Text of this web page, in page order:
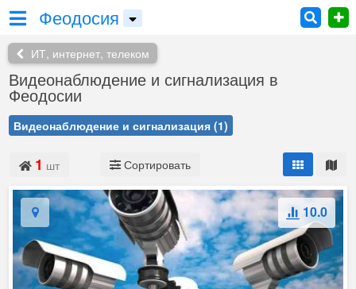
Феодосия
ИТ, интернет, телеком
Видеонаблюдение и сигнализация в
Феодосии
Видеонаблюдение и сигнализация (1)
1 шт Сортировать
10.0